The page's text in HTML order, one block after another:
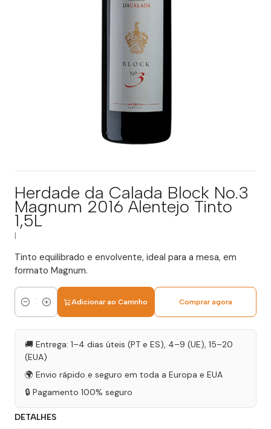
Herdade da Calada Block No.3
Magnum 2016 Alentejo Tinto
1,5L
Tinto equilibrado e envolvente, ideal para a mesa, em
formato Magnum.
Quantidade
Adicionar ao Carrinho Comprar agora
🚚 Entrega: 1–4 dias úteis (PT e ES), 4–9 (UE), 15–20
(EUA)
🌍 Envio rápido e seguro em toda a Europa e EUA
🔒 Pagamento 100% seguro
DETALHES